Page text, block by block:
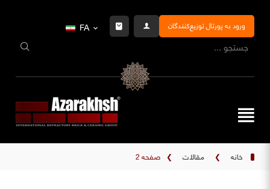
ورود به پورتال توزیع‌کنندگان FA
خانه ❯ مقالات ❯ صفحه 2